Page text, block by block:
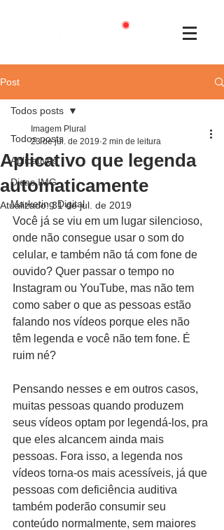
Post
Todos posts
Aplicativos
Dicas IMG
Marketing Digital
Todos posts
Aplicativo que legenda
automaticamente
Imagem Plural
23 de jul. de 2019 2 min de leitura
Atualizado:31 de jul. de 2019
Você já se viu em um lugar silencioso,
onde não consegue usar o som do
celular, e também não tá com fone de
ouvido? Quer passar o tempo no
Instagram ou YouTube, mas não tem
como saber o que as pessoas estão
falando nos vídeos porque eles não
têm legenda e você não tem fone. É
ruim né?
Pensando nesses e em outros casos,
muitas pessoas quando produzem
seus vídeos optam por legendá-los, pra
que eles alcancem ainda mais
pessoas. Fora isso, a legenda nos
vídeos torna-os mais acessíveis, já que
pessoas com deficiência auditiva
também poderão consumir seu
conteúdo normalmente, sem maiores